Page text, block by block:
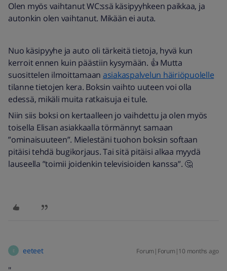
Olen myös vaihtanut WC:ssä käsipyyhkeen paikkaa, ja
autonkin olen vaihtanut. Mikään ei auta.
Nuo käsipyyhe ja auto oli tärkeitä tietoja, hyvä kun
kerroit ennen kuin päästiin kysymään. 👍 Mutta
suosittelen ilmoittamaan asiakaspalvelun häiriöpuolelle
tilanne tietojen kera. Boksin vaihto uuteen voi olla
edessä, mikäli muita ratkaisuja ei tule.
Niin siis boksi on kertaalleen jo vaihdettu ja olen myös
toisella Elisan asiakkaalla törmännyt samaan
”ominaisuuteen”. Mielestäni tuohon boksin softaan
pitäisi tehdä bugikorjaus. Tai sitä pitäisi alkaa myydä
lauseella ”toimii joidenkin televisioiden kanssa”. 🤔
E eeteet Forum|Forum|10 months ago